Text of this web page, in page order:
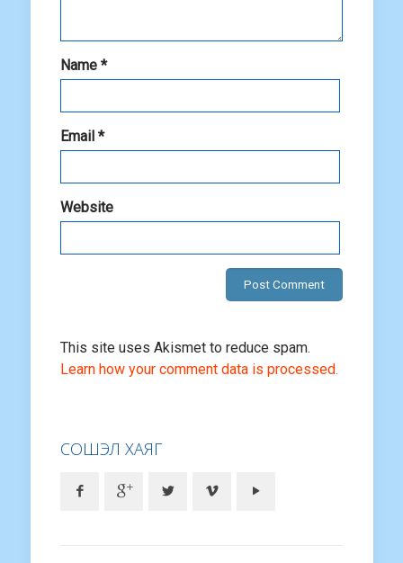
Name *
Email *
Website
This site uses Akismet to reduce spam.
Learn how your comment data is processed.
СОШЭЛ ХАЯГ